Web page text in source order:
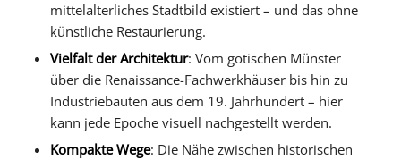
mittelalterliches Stadtbild existiert – und das ohne
künstliche Restaurierung.
Vielfalt der Architektur: Vom gotischen Münster
über die Renaissance-Fachwerkhäuser bis hin zu
Industriebauten aus dem 19. Jahrhundert – hier
kann jede Epoche visuell nachgestellt werden.
Kompakte Wege: Die Nähe zwischen historischen